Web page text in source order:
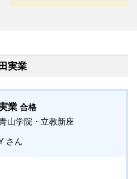
実業
業 合格
山学院・立教新座